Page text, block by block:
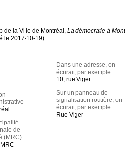
de la Ville de Montréal, La démocratie à
le 2017-10-19).
de
(MRC)
Dans une adresse, on
écrirait, par exemple :
10, rue Viger
Sur un panneau de
signalisation routière, on
écrirait, par exemple :
Rue Viger